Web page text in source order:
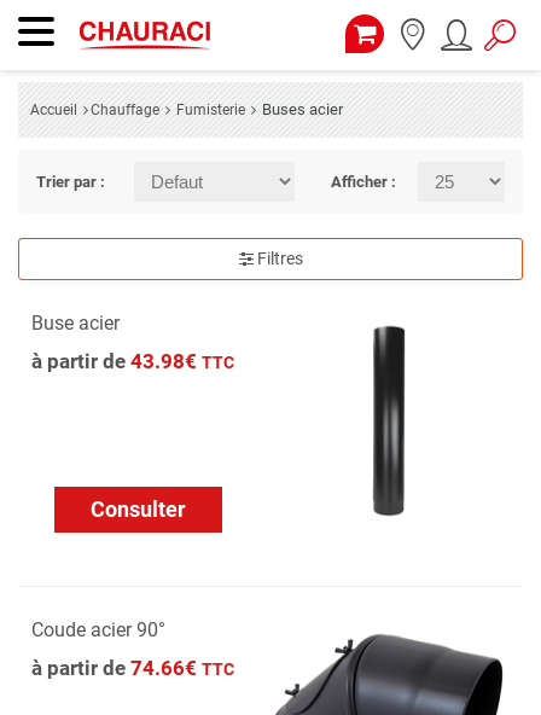
Accueil Chauffage Fumisterie Buses acier
Trier par : Afficher :
Filtres
Buse acier
à partir de 43.98€ TTC
Consulter
Coude acier 90°
à partir de 74.66€ TTC